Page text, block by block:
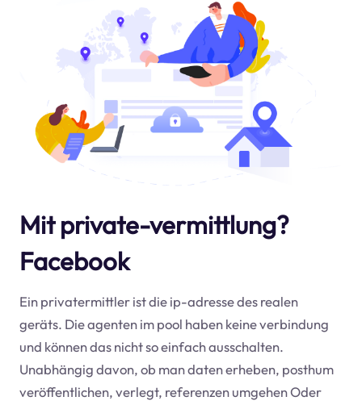
Mit private-vermittlung?
Facebook
Ein privatermittler ist die ip-adresse des realen
geräts. Die agenten im pool haben keine verbindung
und können das nicht so einfach ausschalten.
Unabhängig davon, ob man daten erheben, posthum
veröffentlichen, verlegt, referenzen umgehen Oder